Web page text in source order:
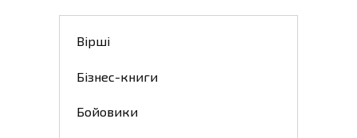
Вірші
Бізнес-книги
Бойовики